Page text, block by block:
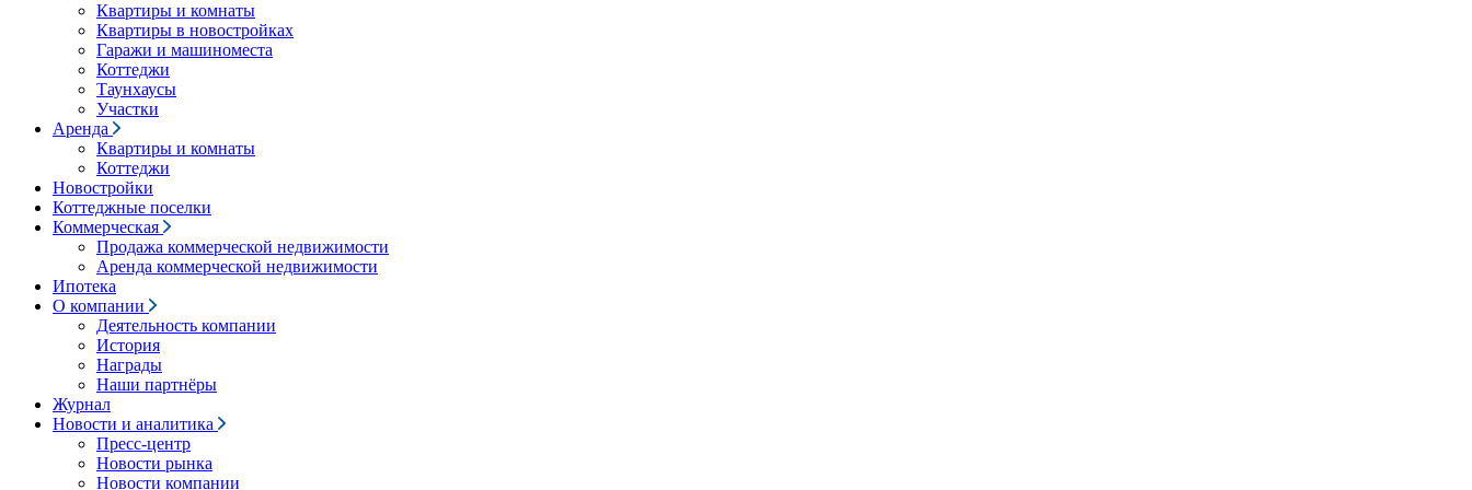
Квартиры и комнаты
Квартиры в новостройках
Гаражи и машиноместа
Коттеджи
Таунхаусы
Участки
Аренда
Квартиры и комнаты
Коттеджи
Новостройки
Коттеджные поселки
Коммерческая
Продажа коммерческой недвижимости
Аренда коммерческой недвижимости
Ипотека
О компании
Деятельность компании
История
Награды
Наши партнёры
Журнал
Новости и аналитика
Пресс-центр
Новости рынка
Новости компании